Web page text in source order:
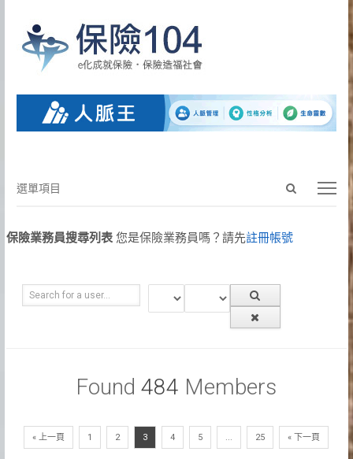
Open
search
選
目
選單項目
保險業務員搜尋列表 您是保險業務員嗎？請先註冊帳號
Found484 Members
« 上一頁 1 2 3 4 5 ... 25 « 下一頁